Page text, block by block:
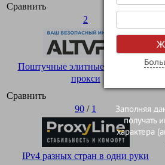
Заполняя
получать
характера
Сравнить
2
Поштучные элитные российские
прокси
Сравнить
90 / 1
IPv4 разных стран в одни руки